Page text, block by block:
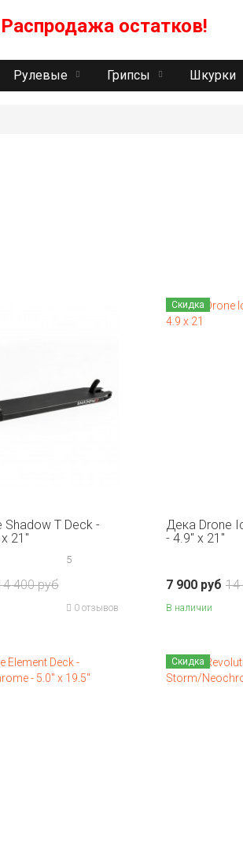
Распродажа остатков!
Рулевые Грипсы Шкурки
Shadow T Deck -
21"
5
400 руб
0 отзывов
Скидка
Дека Drone
- 4.9" x 21"
14
7 900 руб
В наличии
Скидка